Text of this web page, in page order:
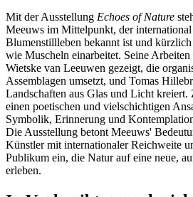
Mit der Ausstellung Echoes of Nature
Meeuws im Mittelpunkt, der
Blumenstillleben bekannt ist und
wie Muscheln einarbeitet. Seine
Wietske van Leeuwen gezeigt, die
Assemblagen umsetzt, und Tomas
Landschaften aus Glas und Licht kreiert.
einen poetischen und vielschichtigen
Symbolik, Erinnerung und
Die Ausstellung betont Meeuws'
Künstler mit internationaler Reichweite
Publikum ein, die Natur auf eine neue,
erleben.